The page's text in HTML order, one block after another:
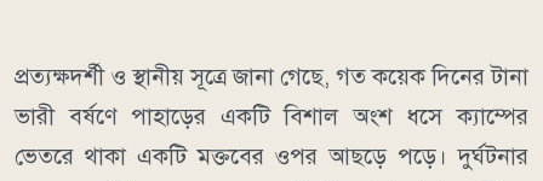
প্রত্যক্ষদর্শী ও স্থানীয় সূত্রে জানা গেছে, গত কয়েক দিনের টানা
ভারী বর্ষণে পাহাড়ের একটি বিশাল অংশ ধসে ক্যাম্পের
ভেতরে থাকা একটি মক্তবের ওপর আছড়ে পড়ে। দুর্ঘটনার